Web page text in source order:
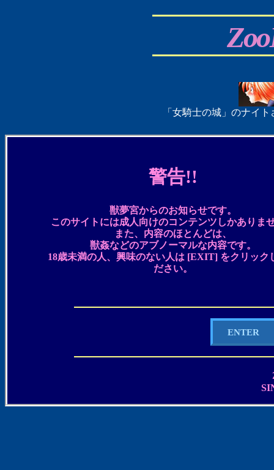
「女騎士の城」のナイ
警告!!
獣夢宮からのお知らせです。
このサイトには成人向けのコンテンツしかありま
また、内容のほとんどは、
獣姦などのアブノーマルな内容です。
18歳未満の人、興味のない人は [EXIT] をクリック
ださい。
ENTER